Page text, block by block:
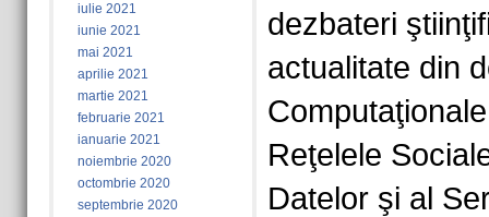
iulie 2021
iunie 2021
mai 2021
aprilie 2021
martie 2021
februarie 2021
ianuarie 2021
noiembrie 2020
octombrie 2020
septembrie 2020
dezbateri
actualitate din
Reţelele
Datelor şi al